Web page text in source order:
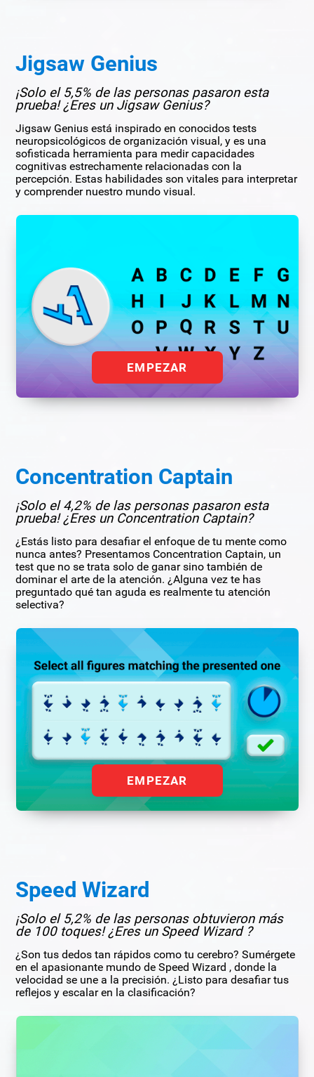
Jigsaw Genius
¡Solo el 5,5% de las personas pasaron esta
prueba! ¿Eres un Jigsaw Genius?
Jigsaw Genius está inspirado en conocidos tests
neuropsicológicos de organización visual, y es una
sofisticada herramienta para medir capacidades
cognitivas estrechamente relacionadas con la
percepción. Estas habilidades son vitales para interpretar
y comprender nuestro mundo visual.
EMPEZAR
Concentration Captain
¡Solo el 4,2% de las personas pasaron esta
prueba! ¿Eres un Concentration Captain?
¿Estás listo para desafiar el enfoque de tu mente como
nunca antes? Presentamos Concentration Captain, un
test que no se trata solo de ganar sino también de
dominar el arte de la atención. ¿Alguna vez te has
preguntado qué tan aguda es realmente tu atención
selectiva?
EMPEZAR
Speed Wizard
¡Solo el 5,2% de las personas obtuvieron más
de 100 toques! ¿Eres un Speed Wizard ?
¿Son tus dedos tan rápidos como tu cerebro? Sumérgete
en el apasionante mundo de Speed Wizard , donde la
velocidad se une a la precisión. ¿Listo para desafiar tus
reflejos y escalar en la clasificación?